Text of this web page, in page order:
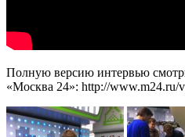
Полную версию интервью
«Москва 24»: http://www.m24.ru/